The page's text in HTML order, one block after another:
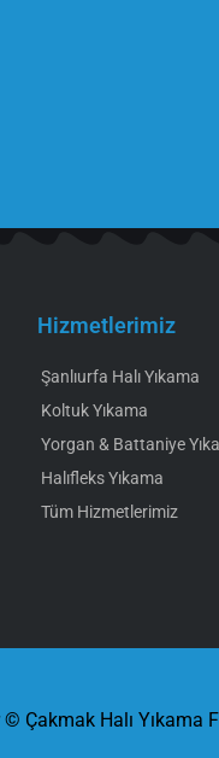
Hizmetlerimiz
Şanlıurfa Halı Yıkama
Koltuk Yıkama
Yorgan & Battaniye
Halıfleks Yıkama
Tüm Hizmetlerimiz
© Çakmak Halı Yıkama